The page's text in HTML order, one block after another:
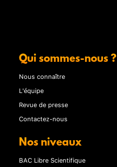
Qui sommes-nous ?
Nous connaître
L'équipe
Revue de presse
Contactez-nous
Nos niveaux
BAC Libre Scientifique